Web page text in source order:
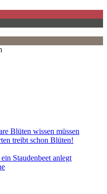
Blüten wissen müssen
treibt schon Blüten!
Staudenbeet anlegt